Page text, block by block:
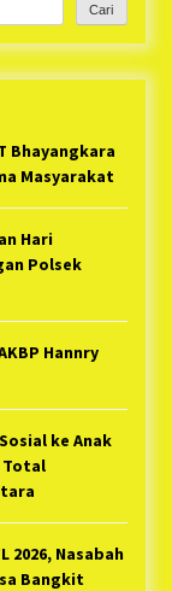
Cari
Bhayangkara
Masyarakat
Hari
Polsek
Hannry
ke Anak
Total
2026, Nasabah
Bangkit